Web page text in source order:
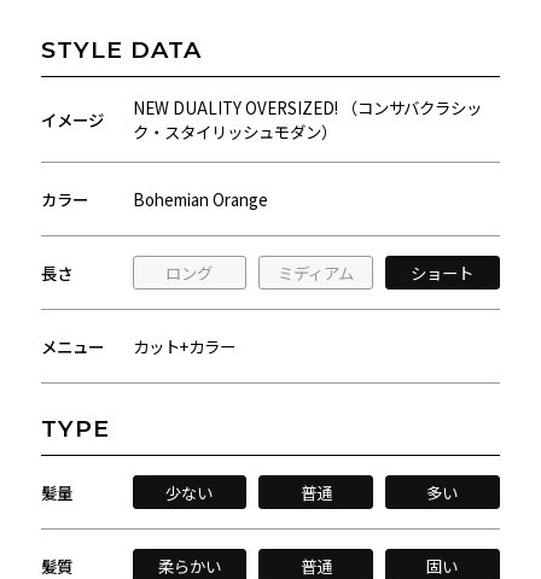
STYLE DATA
イメージ
NEW DUALITY OVERSIZED! （コンサバクラシッ
ク・スタイリッシュモダン）
カラー Bohemian Orange
長さ ロング ミディアム ショート
メニュー カット+カラー
TYPE
髪量 少ない 普通 多い
髪質 柔らかい 普通 固い